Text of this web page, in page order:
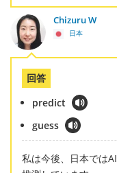
Chizuru W
日本
回答
predict
guess
私は今後、日本では